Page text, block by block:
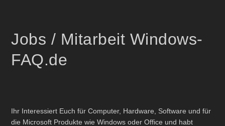
Jobs / Mitarbeit Windows-
FAQ.de
Ihr Interessiert Euch für Computer, Hardware, Software und für
die Microsoft Produkte wie Windows oder Office und habt